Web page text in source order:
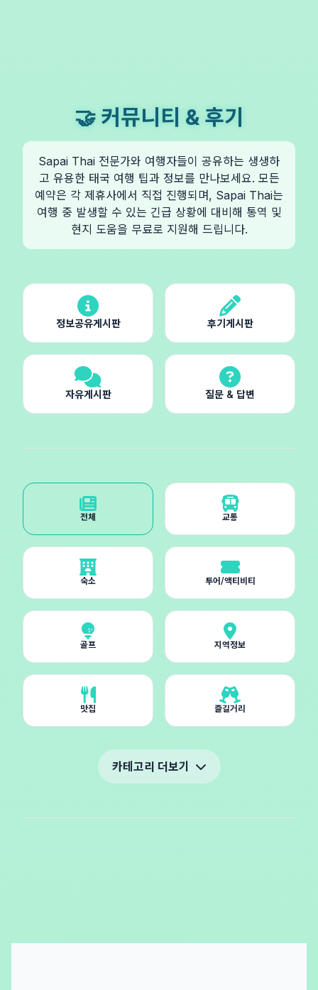
🤝 커뮤니티 & 후기
Sapai Thai 전문가와 여행자들이 공유하는 생생하
고 유용한 태국 여행 팁과 정보를 만나보세요. 모든
예약은 각 제휴사에서 직접 진행되며, Sapai Thai는
여행 중 발생할 수 있는 긴급 상황에 대비해 통역 및
현지 도움을 무료로 지원해 드립니다.
정보공유게시판 후기게시판
자유게시판 질문 & 답변
전체 교통
숙소 투어/액티비티
골프 지역정보
맛집 즐길거리
카테고리 더보기